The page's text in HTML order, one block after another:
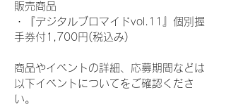
販売商品
・『デジタルブロマイドvol.11』個別握
手券付1,700円(税込み)
商品やイベントの詳細、応募期間などは
以下イベントについてをご確認くださ
い。